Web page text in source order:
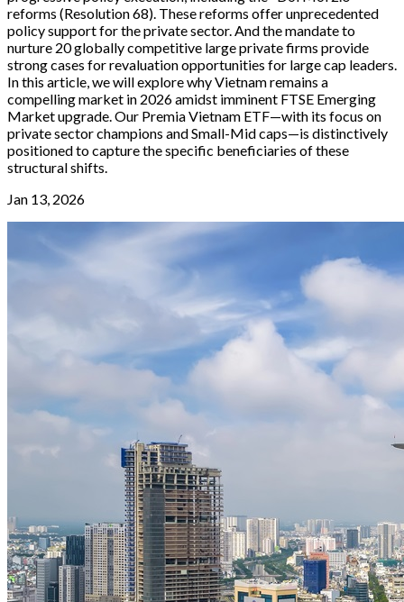
reforms (Resolution 68). These reforms offer unprecedented
policy support for the private sector. And the mandate to
nurture 20 globally competitive large private firms provide
strong cases for revaluation opportunities for large cap leaders.
In this article, we will explore why Vietnam remains a
compelling market in 2026 amidst imminent FTSE Emerging
Market upgrade. Our Premia Vietnam ETF—with its focus on
private sector champions and Small-Mid caps—is distinctively
positioned to capture the specific beneficiaries of these
structural shifts.
Jan 13, 2026